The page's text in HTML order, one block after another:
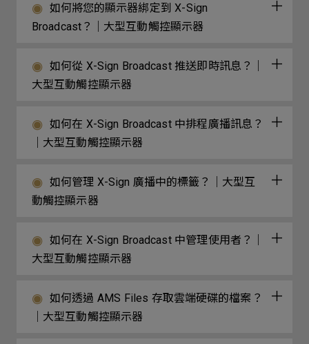
如何將您的顯示器綁定到 X-Sign
Broadcast？｜大型互動觸控顯示器
如何從 X-Sign Broadcast 推送即時訊息？｜
大型互動觸控顯示器
如何在 X-Sign Broadcast 中排程廣播訊息？
｜大型互動觸控顯示器
如何管理 X-Sign 廣播中的標籤？｜大型互
動觸控顯示器
如何在 X-Sign Broadcast 中管理使用者？｜
大型互動觸控顯示器
如何透過 AMS Files 存取雲端硬碟的檔案？
｜大型互動觸控顯示器